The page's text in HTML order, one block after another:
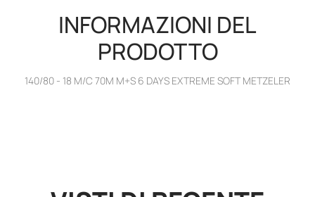
INFORMAZIONI DEL
PRODOTTO
140/80 - 18 M/C 70M M+S 6 DAYS EXTREME SOFT METZELER